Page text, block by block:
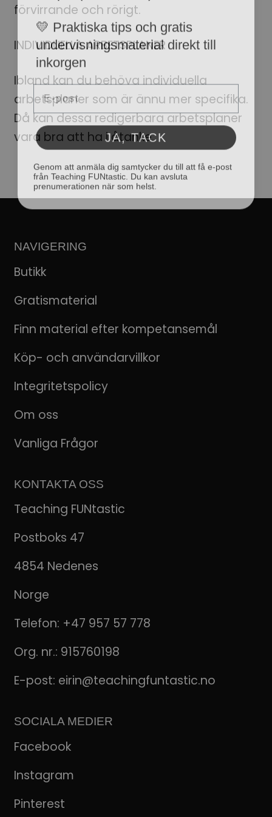
förvirrande och rörigt.
INDIVIDUELLA ARBETSPLANER
Ibland kan du behöva individuella
arbetsplaner som är ännu mer specifika.
Då kan dessa redigerbara arbetsplaner
vara bra att ha i åtanke.
NAVIGERING
Butikk
Gratismaterial
Finn material efter kompetansemål
Köp- och användarvillkor
Integritetspolicy
Om oss
Vanliga Frågor
KONTAKTA OSS
Teaching FUNtastic
Postboks 47
4854 Nedenes
Norge
Telefon: +47 957 57 778
Org. nr.: 915760198
E-post: eirin@teachingfuntastic.no
SOCIALA MEDIER
Facebook
Instagram
Pinterest
💛 Praktiska tips och gratis
undervisningsmaterial direkt till
inkorgen
Email
JA, TACK
från Teaching FUNtastic. Du kan avsluta
prenumerationen när som helst.